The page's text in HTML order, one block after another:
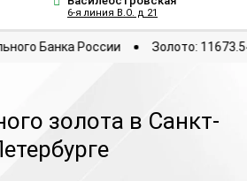
6-я линия В.О. д 21
Банка России Золото:
золота в Санкт-